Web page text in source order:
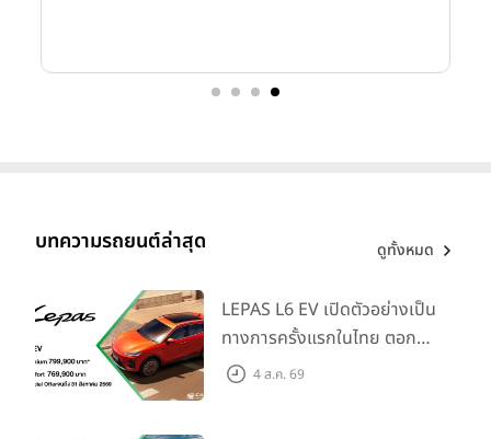
บทความรถยนต์ล่าสุด ดูทั้งหมด
LEPAS L6 EV เปิดตัวอย่างเป็น
ทางการครั้งแรกในไทย ตอกย้ำ
วิสัยทัศน์ “Drive Your
4 ส.ค. 69